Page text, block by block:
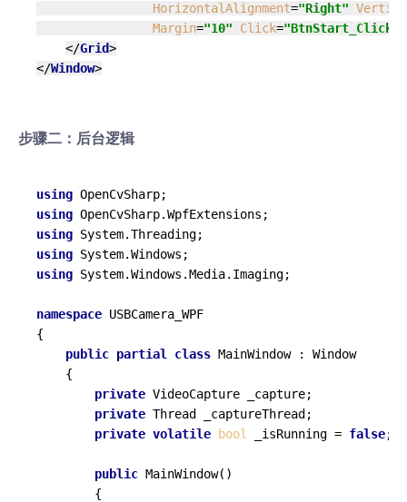
HorizontalAlignment="Right"
Margin="10" Click="BtnStart_Click"
</Grid>
</Window>
步骤二：后台逻辑
using
using
using
using
using System.Windows.Media.Imaging;
namespace USBCamera_WPF
{
public partial class MainWindow : Window
    {
private VideoCapture _capture;
private Thread _captureThread;
private volatile bool _isRunning = false;
public MainWindow()
        {